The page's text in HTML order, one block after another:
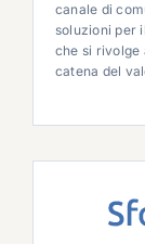
canale di
soluzioni per
che si rivolge
catena del